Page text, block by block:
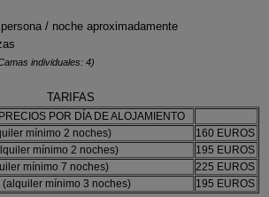
/ noche aproximadamente
individuales: 4)
TARIFAS
POR DÍA DE ALOJAMIENTO
mínimo 2 noches)
160 EUROS
mínimo 2 noches)
195 EUROS
mínimo 7 noches)
225 EUROS
(alquiler mínimo 3 noches)
195 EUROS